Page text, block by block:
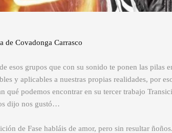
de Covadonga Carrasco
esos grupos que con su sonido te ponen las pilas
y aplicables a nuestras propias realidades, por
qué podemos encontrar en su tercer trabajo
dijo nos gustó…
de Fase habláis de amor, pero sin resultar